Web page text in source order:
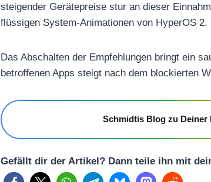
steigender Gerätepreise stur an dieser
flüssigen System-Animationen von HyperOS 2.
Das Abschalten der Empfehlungen bringt ein
betroffenen Apps steigt nach dem blockierten
Schmidtis Blog zu Deiner
Gefällt dir der Artikel? Dann teile ihn mit